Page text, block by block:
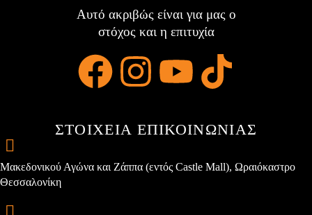
Αυτό ακριβώς είναι για μας ο
στόχος και η επιτυχία
ΣΤΟΙΧΕΙΑ ΕΠΙΚΟΙΝΩΝΙΑΣ
Μακεδονικού Αγώνα και Ζάππα (εντός Castle Mall), Ωραιόκαστρο
Θεσσαλονίκη